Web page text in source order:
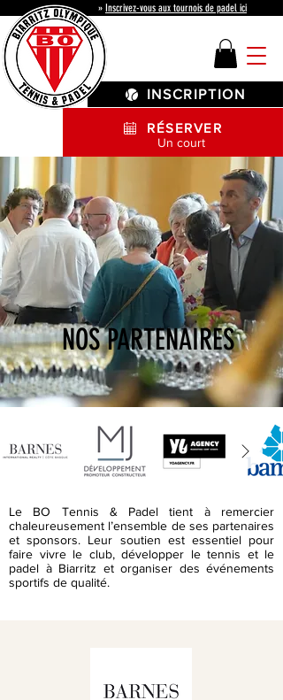
RÉSERVER
INSCRIPTION
Un court
» Inscrivez-vous aux tournois de padel ici
NOS PARTENAIRES
Le BO Tennis & Padel tient à remercier
chaleureusement l’ensemble de ses partenaires
et sponsors. Leur soutien est essentiel pour
faire vivre le club, développer le tennis et le
padel à Biarritz et organiser des événements
sportifs de qualité.